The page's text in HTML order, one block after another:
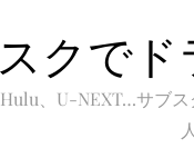
クで
、U-NEXT…サブス